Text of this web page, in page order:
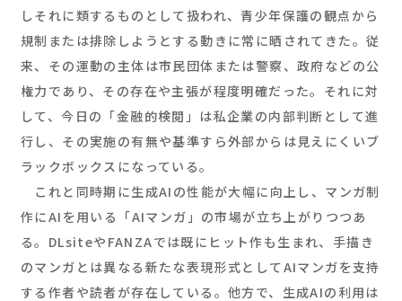
しそれに類するものとして扱われ、青少年保護の観点から
規制または排除しようとする動きに常に晒されてきた。従
来、その運動の主体は市民団体または警察、政府などの公
権力であり、その存在や主張が程度明確だった。それに対
して、今日の「金融的検閲」は私企業の内部判断として進
行し、その実施の有無や基準すら外部からは見えにくいブ
ラックボックスになっている。
これと同時期に生成AIの性能が大幅に向上し、マンガ制
作にAIを用いる「AIマンガ」の市場が立ち上がりつつあ
る。DLsiteやFANZAでは既にヒット作も生まれ、手描き
のマンガとは異なる新たな表現形式としてAIマンガを支持
する作者や読者が存在している。他方で、生成AIの利用は